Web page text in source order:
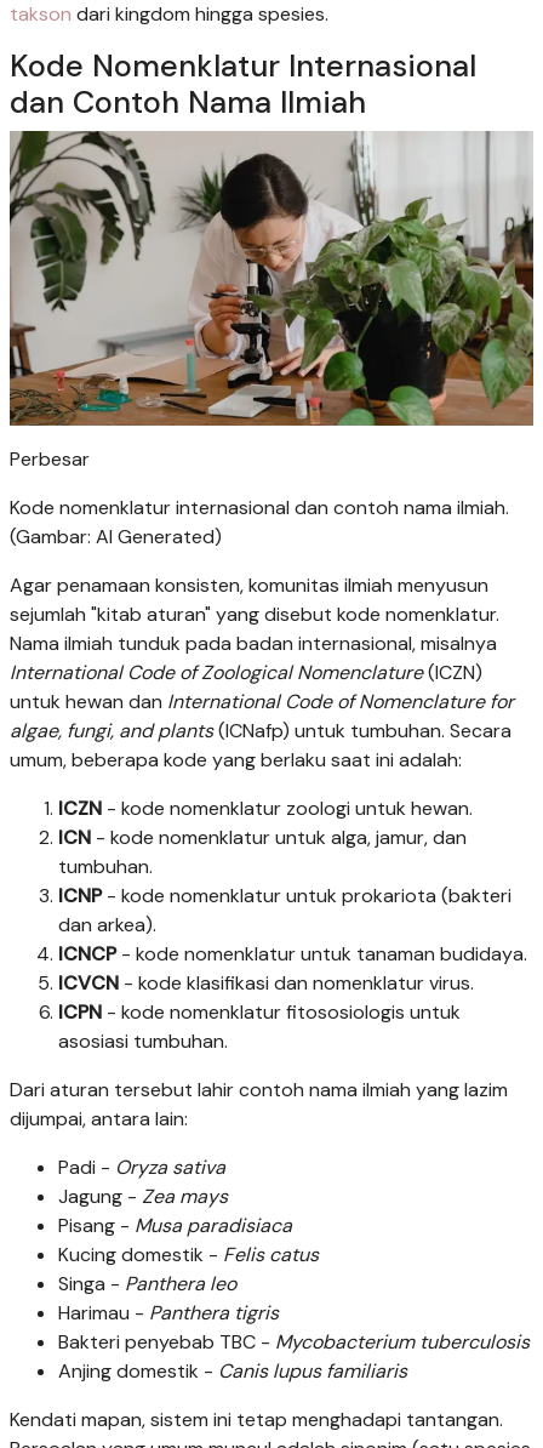
takson dari kingdom hingga spesies.
Kode Nomenklatur Internasional
dan Contoh Nama Ilmiah
Perbesar
Kode nomenklatur internasional dan contoh nama ilmiah.
(Gambar: AI Generated)
Agar penamaan konsisten, komunitas ilmiah menyusun
sejumlah "kitab aturan" yang disebut kode nomenklatur.
Nama ilmiah tunduk pada badan internasional, misalnya
International Code of Zoological Nomenclature(ICZN)
untuk hewan dan International Code of Nomenclature for
algae, fungi, and plants(ICNafp) untuk tumbuhan. Secara
umum, beberapa kode yang berlaku saat ini adalah:
ICZN - kode nomenklatur zoologi untuk hewan.
ICN - kode nomenklatur untuk alga, jamur, dan
tumbuhan.
ICNP- kode nomenklatur untuk prokariota (bakteri
dan arkea).
ICNCP- kode nomenklatur untuk tanaman budidaya.
ICVCN - kode klasifikasi dan nomenklatur virus.
ICPN - kode nomenklatur fitososiologis untuk
asosiasi tumbuhan.
Dari aturan tersebut lahir contoh nama ilmiah yang lazim
dijumpai, antara lain:
Padi - Oryza sativa
Jagung - Zea mays
Pisang - Musa paradisiaca
Kucing domestik - Felis catus
Singa - Panthera leo
Harimau - Panthera tigris
Bakteri penyebab TBC - Mycobacterium tuberculosis
Anjing domestik - Canis lupus familiaris
Kendati mapan, sistem ini tetap menghadapi tantangan.